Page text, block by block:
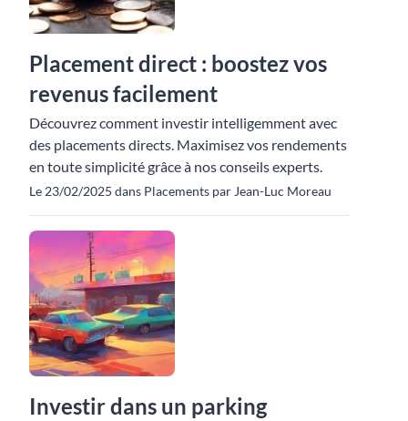
Placement direct : boostez vos
revenus facilement
Découvrez comment investir intelligemment avec
des placements directs. Maximisez vos rendements
en toute simplicité grâce à nos conseils experts.
Le 23/02/2025 dans Placements par Jean-Luc Moreau
Investir dans un parking